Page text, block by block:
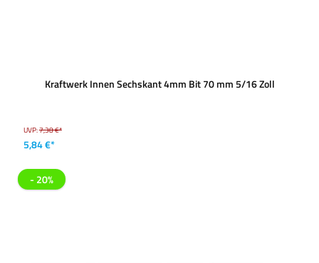
Kraftwerk Innen Sechskant 4mm Bit 70 mm 5/16 Zoll
UVP:7,38 €*
5,84 €*
- 20%